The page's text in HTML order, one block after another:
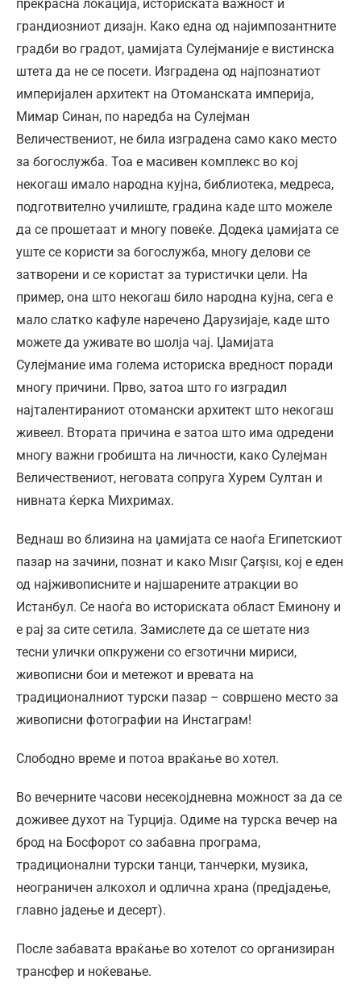
прекрасна локација, историската важност и
грандиозниот дизајн. Како една од најимпозантните
градби во градот, џамијата Сулејманије е вистинска
штета да не се посети. Изградена од најпознатиот
империјален архитект на Отоманската империја,
Мимар Синан, по наредба на Сулејман
Величествениот, не била изградена само како место
за богослужба. Тоа е масивен комплекс во кој
некогаш имало народна кујна, библиотека, медреса,
подготвително училиште, градина каде што можеле
да се прошетаат и многу повеќе. Додека џамијата се
уште се користи за богослужба, многу делови се
затворени и се користат за туристички цели. На
пример, она што некогаш било народна кујна, сега е
мало слатко кафуле наречено Дарузијаје, каде што
можете да уживате во шолја чај. Џамијата
Сулејмание има голема историска вредност поради
многу причини. Прво, затоа што го изградил
најталентираниот отомански архитект што некогаш
живеел. Втората причина е затоа што има одредени
многу важни гробишта на личности, како Сулејман
Величествениот, неговата сопруга Хурем Султан и
нивната ќерка Михримах.
Веднаш во близина на џамијата се наоѓа Египетскиот
пазар на зачини, познат и како Mısır Çarşısı, кој е еден
од најживописните и најшарените атракции во
Истанбул. Се наоѓа во историската област Еминону и
е рај за сите сетила. Замислете да се шетате низ
тесни улички опкружени со егзотични мириси,
живописни бои и метежот и вревата на
традиционалниот турски пазар – совршено место за
живописни фотографии на Инстаграм!
Слободно време и потоа враќање во хотел.
Во вечерните часови несекојдневна можност за да се
доживее духот на Турција. Одиме на турска вечер на
брод на Босфорот со забавна програма,
традиционални турски танци, танчерки, музика,
неограничен алкохол и одлична храна (предјадење,
главно јадење и десерт).
После забавата враќање во хотелот со организиран
трансфер и ноќевање.